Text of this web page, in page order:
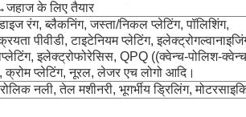
के लिए तैयार
रंग, ब्लैकनिंग, जस्ता/निकल प्लेटिंग, पॉलिशिंग,
पीवीडी, टाइटेनियम प्लेटिंग,
इलेक्ट्रोफोरेसिस, QPQ ((क्वेन्च-पोलिश-
क्रोम प्लेटिंग, नूरल, लेजर एच लोगो आदि।
नली, तेल मशीनरी, भूगर्भीय ड्रिलिंग,